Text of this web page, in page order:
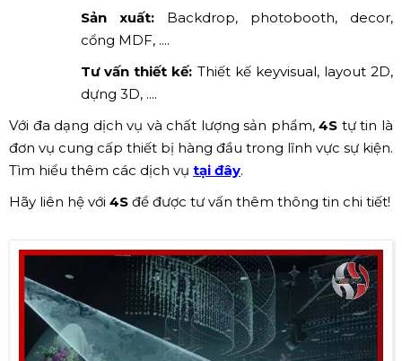
Sản xuất: Backdrop, photobooth, decor,
cổng MDF, ....
Tư vấn thiết kế: Thiết kế keyvisual, layout 2D,
dựng 3D, ....
Với đa dạng dịch vụ và chất lượng sản phẩm,4S tự tin là
đơn vụ cung cấp thiết bị hàng đầu trong lĩnh vực sự kiện.
Tìm hiểu thêm các dịch vụ tại đây.
Hãy liên hệ với 4S để được tư vấn thêm thông tin chi tiết!